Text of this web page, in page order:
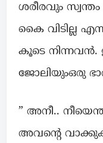
ശരീരവും
കൈ വിടില്ല
കൂടെ
ജോലിയുംഒരു
” അനീ..
അവന്റെ